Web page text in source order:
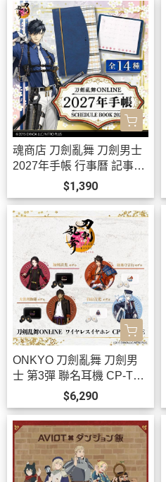
售!
魂商店 刀劍亂舞 刀劍男士
2027年手帳 行事曆 記事本
全14種可選 *12月發售!
$1,390
ONKYO 刀劍亂舞 刀劍男
士 第3彈 聯名耳機 CP-TW
S01E 附:束口袋【跨境】0
923*12月上旬發售!
$6,290